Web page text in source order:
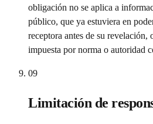
obligación no se aplica a
público, que ya estuviera en
receptora antes de su
impuesta por norma o autoridad
09
Limitación de